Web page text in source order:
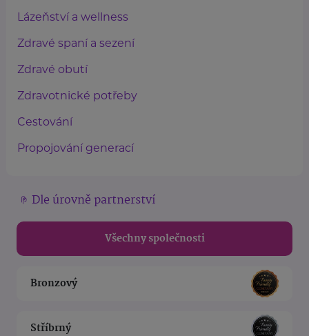
Lázeňství a wellness
Zdravé spaní a sezení
Zdravé obutí
Zdravotnické potřeby
Cestování
Propojování generací
Dle úrovně partnerství
Všechny společnosti
Bronzový
Stříbrný